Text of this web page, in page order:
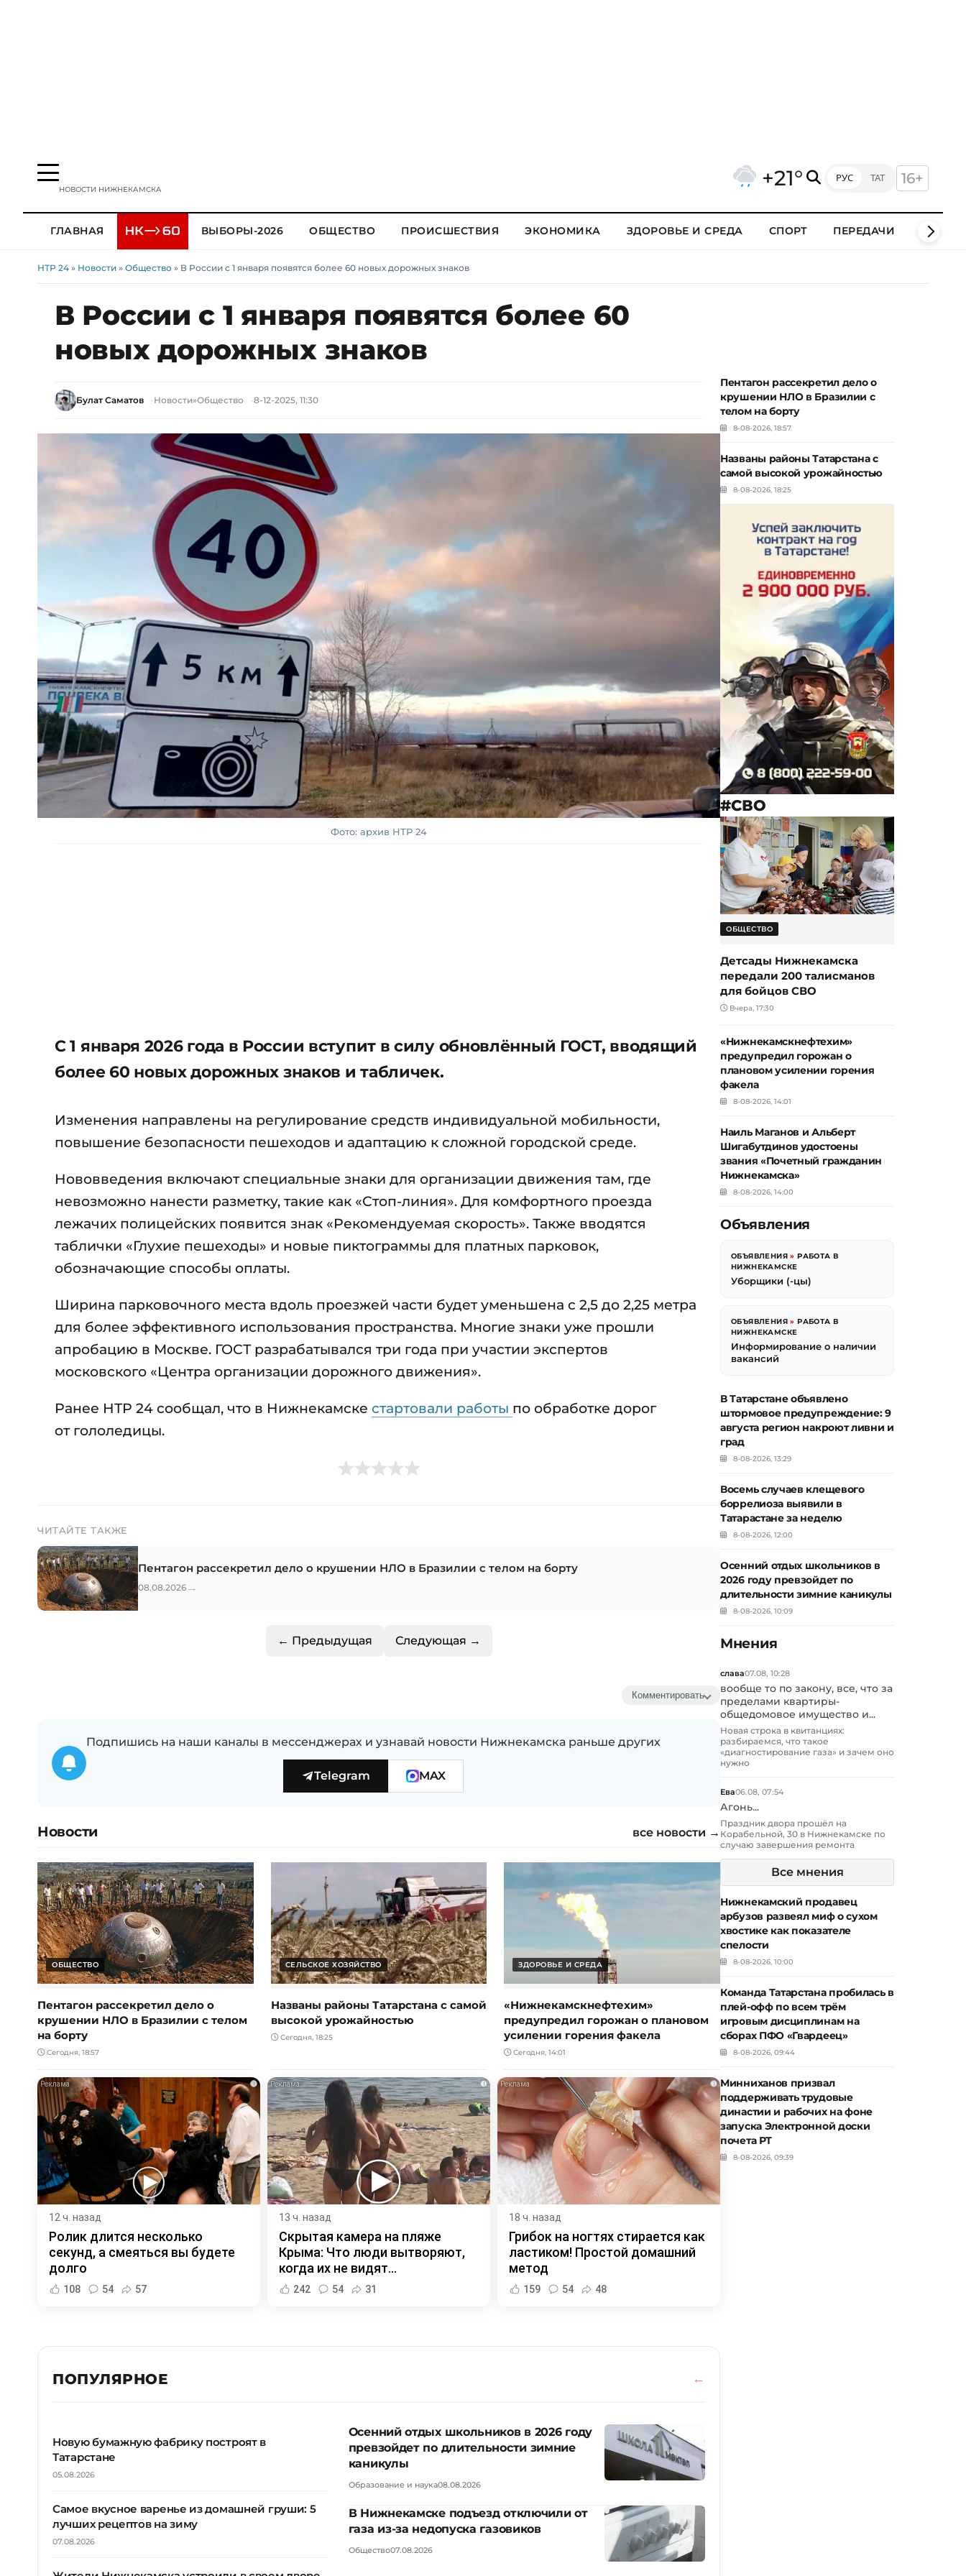
НОВОСТИ НИЖНЕКАМСКА +21° РУС ТАТ 16+
ГЛАВНАЯ ВЫБОРЫ-2026 ОБЩЕСТВО ПРОИСШЕСТВИЯ ЭКОНОМИКА ЗДОРОВЬЕ И СРЕДА СПОРТ ПЕРЕДАЧИ КЛИПЫ
НТР 24 » Новости » Общество » В России с 1 января появятся более 60 новых дорожных знаков
В России с 1 января появятся более 60
новых дорожных знаков
Булат Саматов Новости»Общество 8-12-2025, 11:30
Фото: архив НТР 24
С 1 января 2026 года в России вступит в силу обновлённый ГОСТ, вводящий
более 60 новых дорожных знаков и табличек.
Изменения направлены на регулирование средств индивидуальной мобильности,
повышение безопасности пешеходов и адаптацию к сложной городской среде.
Нововведения включают специальные знаки для организации движения там, где
невозможно нанести разметку, такие как «Стоп-линия». Для комфортного проезда
лежачих полицейских появится знак «Рекомендуемая скорость». Также вводятся
таблички «Глухие пешеходы» и новые пиктограммы для платных парковок,
обозначающие способы оплаты.
Ширина парковочного места вдоль проезжей части будет уменьшена с 2,5 до 2,25 метра
для более эффективного использования пространства. Многие знаки уже прошли
апробацию в Москве. ГОСТ разрабатывался три года при участии экспертов
московского «Центра организации дорожного движения».
Ранее НТР 24 сообщал, что в Нижнекамске стартовали работы по обработке дорог
от гололедицы.
ЧИТАЙТЕ ТАКЖЕ
Пентагон рассекретил дело о крушении НЛО в Бразилии с телом на борту
08.08.2026 →
← Предыдущая Следующая →
Комментировать
Подпишись на наши каналы в мессенджерах и узнавай новости Нижнекамска раньше других
Telegram MAX
Новости все новости →
ОБЩЕСТВО
Пентагон рассекретил дело о
крушении НЛО в Бразилии с телом
на борту
Сегодня, 18:57
СЕЛЬСКОЕ ХОЗЯЙСТВО
Названы районы Татарстана с самой
высокой урожайностью
Сегодня, 18:25
ЗДОРОВЬЕ И СРЕДА
«Нижнекамскнефтехим»
предупредил горожан о плановом
усилении горения факела
Сегодня, 14:01
i
12 ч. назад
Ролик длится несколько
секунд, а смеяться вы будете
долго
108 54 57
i
13 ч. назад
Скрытая камера на пляже
Крыма: Что люди вытворяют,
когда их не видят...
242 54 31
i
18 ч. назад
Грибок на ногтях стирается как
ластиком! Простой домашний
метод
159 54 48
ПОПУЛЯРНОЕ
Новую бумажную фабрику построят в
Татарстане
05.08.2026
Самое вкусное варенье из домашней груши: 5
лучших рецептов на зиму
07.08.2026
Осенний отдых школьников в 2026 году
превзойдет по длительности зимние
каникулы
Образование и наука08.08.2026
В Нижнекамске подъезд отключили от
газа из-за недопуска газовиков
Общество07.08.2026
Пентагон рассекретил дело о
крушении НЛО в Бразилии с
телом на борту
8-08-2026, 18:57
Названы районы Татарстана с
самой высокой урожайностью
8-08-2026, 18:25
#СВО
ОБЩЕСТВО
Детсады Нижнекамска
передали 200 талисманов
для бойцов СВО
Вчера, 17:30
«Нижнекамскнефтехим»
предупредил горожан о
плановом усилении горения
факела
8-08-2026, 14:01
Наиль Маганов и Альберт
Шигабутдинов удостоены
звания «Почетный гражданин
Нижнекамска»
8-08-2026, 14:00
Объявления
ОБЪЯВЛЕНИЯ »РАБОТА В
НИЖНЕКАМСКЕ
Уборщики (-цы)
ОБЪЯВЛЕНИЯ »РАБОТА В
НИЖНЕКАМСКЕ
Информирование о наличии
вакансий
В Татарстане объявлено
штормовое предупреждение: 9
августа регион накроют ливни и
град
8-08-2026, 13:29
Восемь случаев клещевого
боррелиоза выявили в
Татарастане за неделю
8-08-2026, 12:00
Осенний отдых школьников в
2026 году превзойдет по
длительности зимние каникулы
8-08-2026, 10:09
Мнения
слава07.08, 10:28
вообще то по закону, все, что за
пределами квартиры-
общедомовое имущество и...
Новая строка в квитанциях:
разбираемся, что такое
«диагностирование газа» и зачем оно
нужно
Ева06.08, 07:54
Агонь...
Праздник двора прошёл на
Корабельной, 30 в Нижнекамске по
случаю завершения ремонта
Все мнения
Нижнекамский продавец
арбузов развеял миф о сухом
хвостике как показателе
спелости
8-08-2026, 10:00
Команда Татарстана пробилась в
плей-офф по всем трём
игровым дисциплинам на
сборах ПФО «Гвардеец»
8-08-2026, 09:44
Минниханов призвал
поддерживать трудовые
династии и рабочих на фоне
запуска Электронной доски
почета РТ
8-08-2026, 09:39